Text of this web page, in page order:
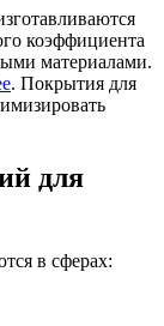
коэффициента
материалами.
. Покрытия для
для
в сферах: